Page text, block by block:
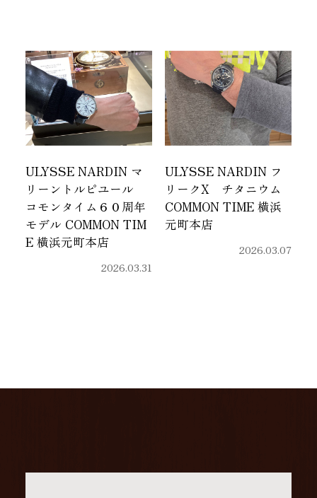
ULYSSE NARDIN マ
リーントルピユール
コモンタイム６０周年
モデル COMMON TIM
E 横浜元町本店
2026.03.31
ULYSSE NARDIN フ
リークX チタニウム
COMMON TIME 横浜
元町本店
2026.03.07